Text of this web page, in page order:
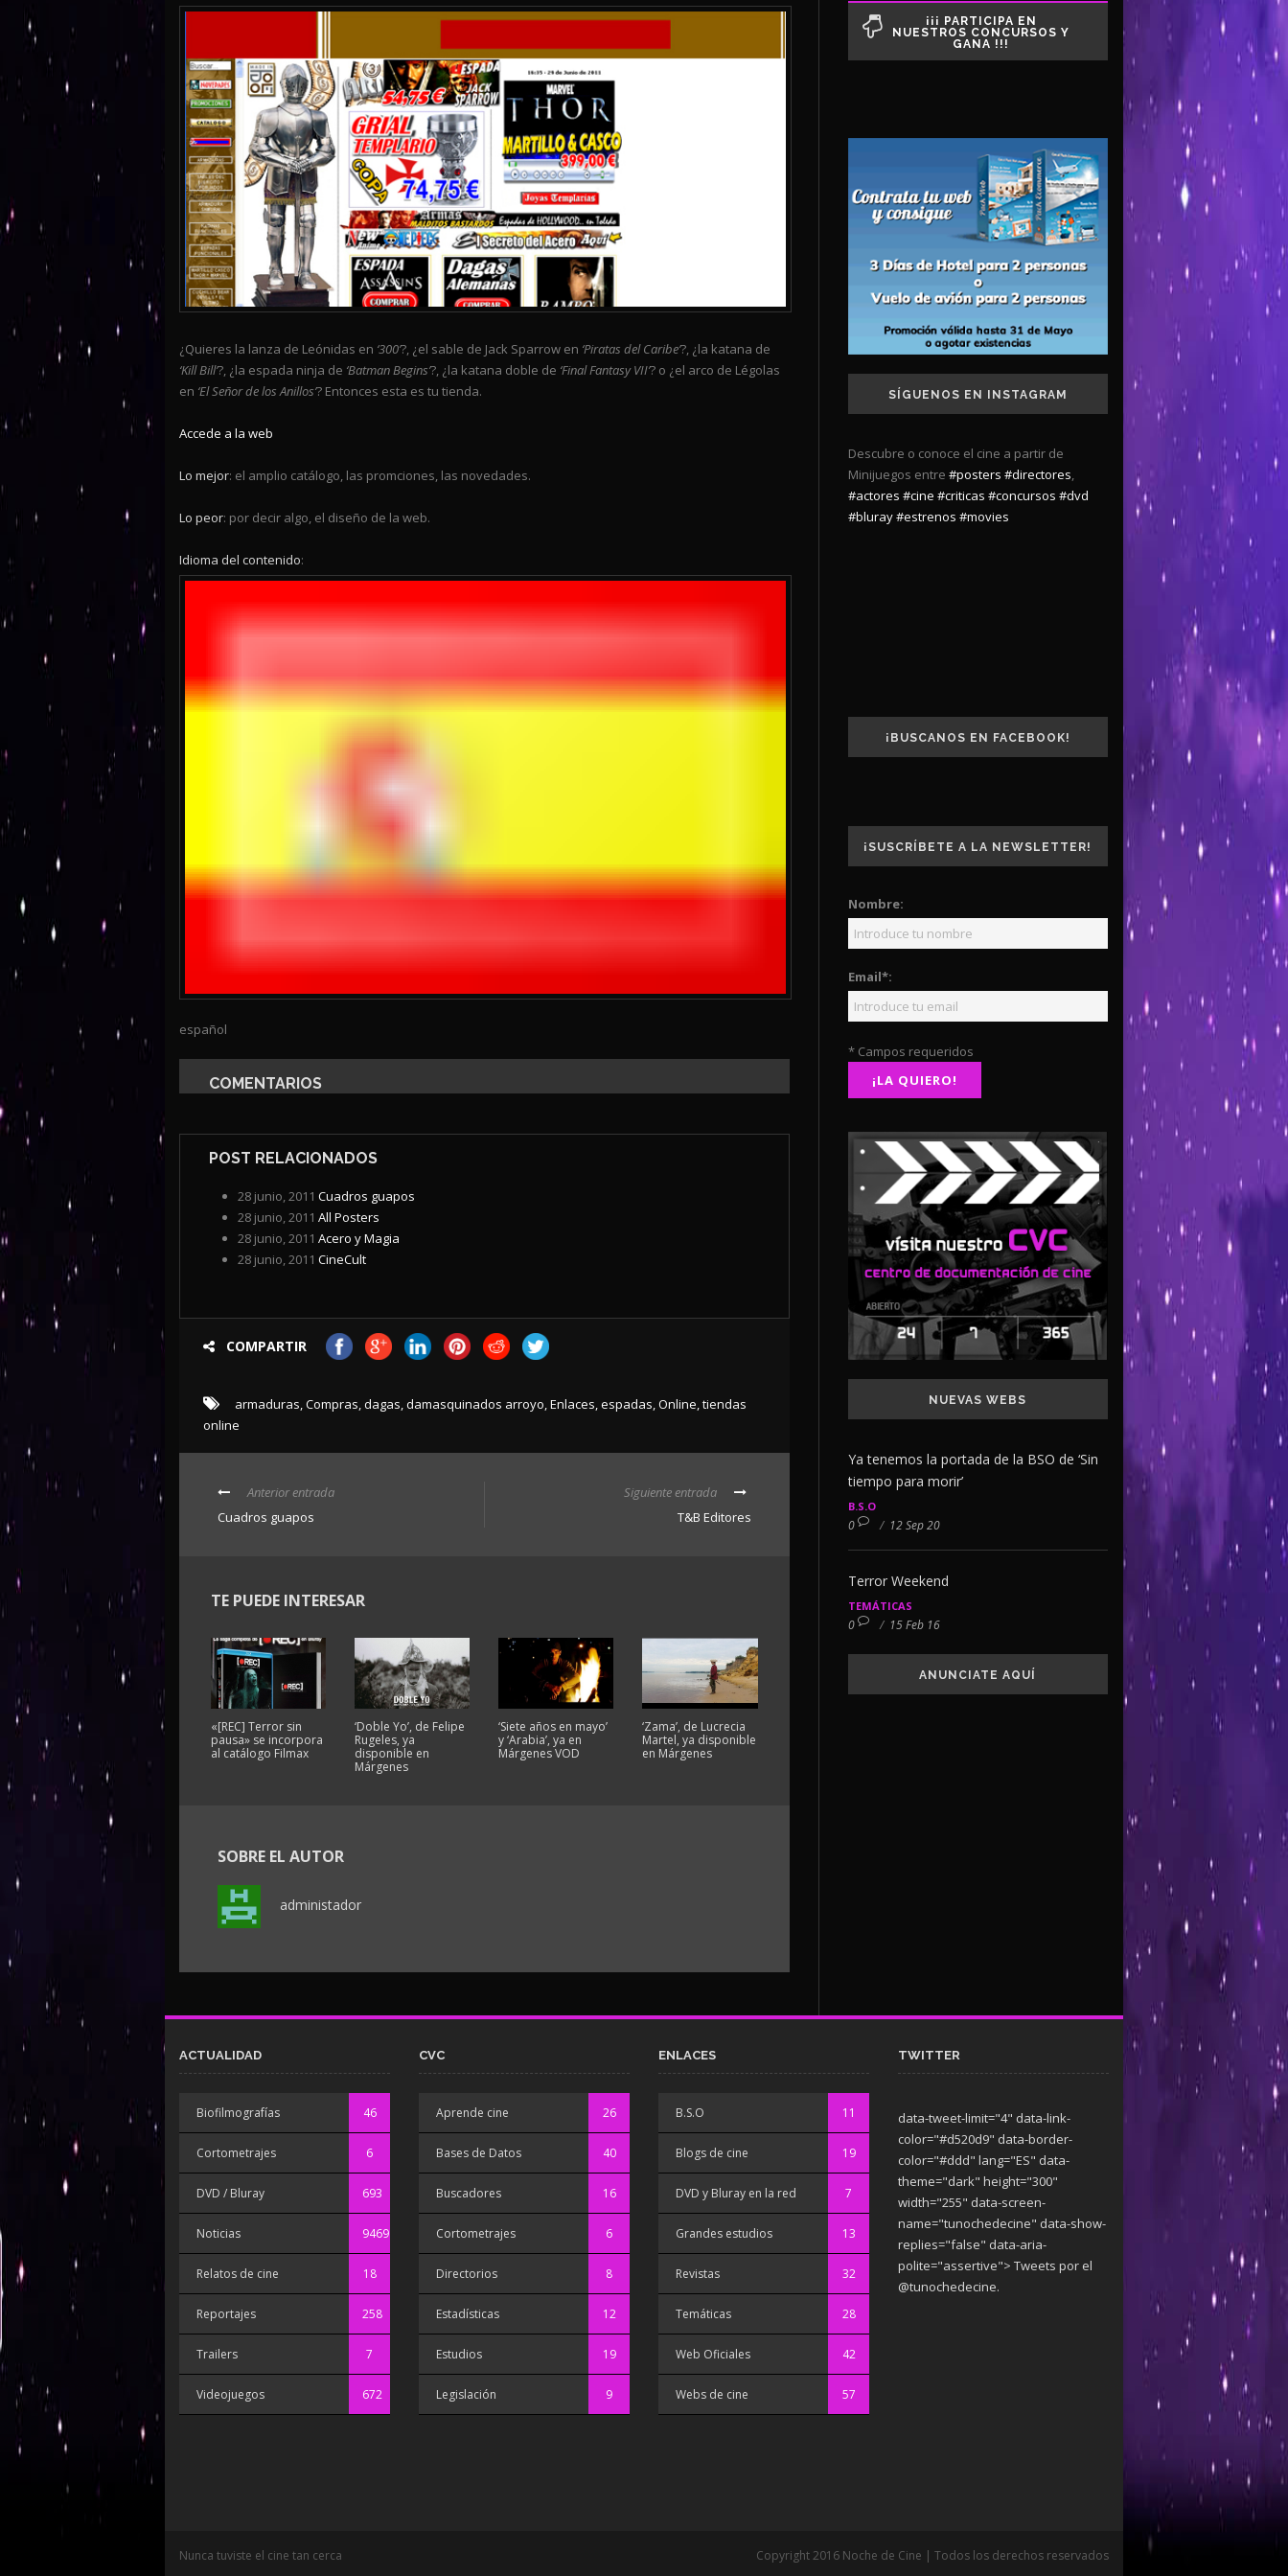
¿Quieres la lanza de Leónidas en ‘300’?, ¿el sable de Jack Sparrow en ‘Piratas del Caribe’?, ¿la katana de
‘Kill Bill’?, ¿la espada ninja de ‘Batman Begins’?, ¿la katana doble de ‘Final Fantasy VII’? o ¿el arco de Légolas
en ‘El Señor de los Anillos’? Entonces esta es tu tienda.
Accede a la web
Lo mejor: el amplio catálogo, las promciones, las novedades.
Lo peor: por decir algo, el diseño de la web.
Idioma del contenido:
español
COMENTARIOS
POST RELACIONADOS
28 junio, 2011 Cuadros guapos
28 junio, 2011 All Posters
28 junio, 2011 Acero y Magia
28 junio, 2011 CineCult
COMPARTIR
armaduras,Compras,dagas,damasquinados arroyo,Enlaces,espadas,Online,tiendas
online
Anterior entrada
Cuadros guapos
Siguiente entrada
T&B Editores
TE PUEDE INTERESAR
«[REC] Terror sin
pausa» se incorpora
al catálogo Filmax
‘Doble Yo’, de Felipe
Rugeles, ya
disponible en
Márgenes
‘Siete años en mayo’
y ‘Arabia’, ya en
Márgenes VOD
‘Zama’, de Lucrecia
Martel, ya disponible
en Márgenes
SOBRE EL AUTOR
administador
¡¡¡ PARTICIPA EN
NUESTROS CONCURSOS Y
GANA !!!
SÍGUENOS EN INSTAGRAM
Descubre o conoce el cine a partir de
Minijuegos entre #posters #directores,
#actores #cine #criticas #concursos #dvd
#bluray#estrenos #movies
¡BUSCANOS EN FACEBOOK!
¡SUSCRÍBETE A LA NEWSLETTER!
Nombre:
Email*:
* Campos requeridos
NUEVAS WEBS
Ya tenemos la portada de la BSO de ‘Sin
tiempo para morir’
B.S.O
0 / 12 Sep 20
Terror Weekend
TEMÁTICAS
0 / 15 Feb 16
ANUNCIATE AQUÍ
ACTUALIDAD
Biofilmografías 46
Cortometrajes 6
DVD / Bluray 693
Noticias 9469
Relatos de cine 18
Reportajes 258
Trailers 7
Videojuegos 672
CVC
Aprende cine 26
Bases de Datos 40
Buscadores 16
Cortometrajes 6
Directorios 8
Estadísticas 12
Estudios 19
Legislación 9
ENLACES
B.S.O 11
Blogs de cine 19
DVD y Bluray en la red 7
Grandes estudios 13
Revistas 32
Temáticas 28
Web Oficiales 42
Webs de cine 57
TWITTER
data-tweet-limit="4" data-link-
color="#d520d9" data-border-
color="#ddd" lang="ES" data-
theme="dark" height="300"
width="255" data-screen-
name="tunochedecine" data-show-
replies="false" data-aria-
polite="assertive"> Tweets por el
@tunochedecine.
Nunca tuviste el cine tan cerca Copyright 2016 Noche de Cine | Todos los derechos reservados